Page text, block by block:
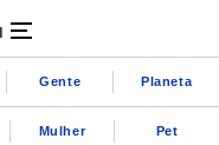
Gente Planeta
Mulher Pet